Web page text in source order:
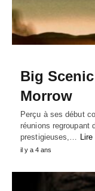
Big
Morrow
Perçu à ses début
réunions regroupant
prestigieuses,…
il y a 4 ans